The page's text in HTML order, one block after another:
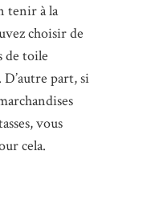
tenir à la
choisir de
de toile
part, si
vous
cela.